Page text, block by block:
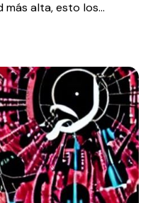
más alta, esto los…